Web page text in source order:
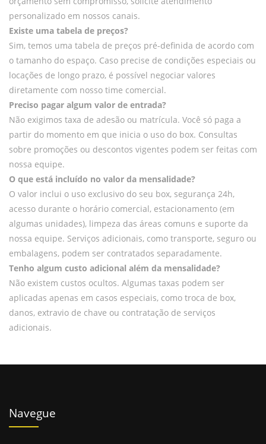
personalizado em nossos canais.
Existe uma tabela de preços?
Sim, temos uma tabela de preços pré-definida de acordo com
o tamanho do espaço. Caso precise de condições especiais ou
locações de longo prazo, é possível negociar valores
diretamente com nosso time comercial.
Preciso pagar algum valor de entrada?
Não exigimos taxa de adesão ou matrícula. Você só paga a
partir do momento em que inicia o uso do box. Consultas
sobre promoções ou descontos vigentes podem ser feitas com
nossa equipe.
O que está incluído no valor da mensalidade?
O valor inclui o uso exclusivo do seu box, segurança 24h,
acesso durante o horário comercial, estacionamento (em
algumas unidades), limpeza das áreas comuns e suporte da
nossa equipe. Serviços adicionais, como transporte, seguro ou
embalagens, podem ser contratados separadamente.
Tenho algum custo adicional além da mensalidade?
Não existem custos ocultos. Algumas taxas podem ser
aplicadas apenas em casos especiais, como troca de box,
danos, extravio de chave ou contratação de serviços
adicionais.
Navegue